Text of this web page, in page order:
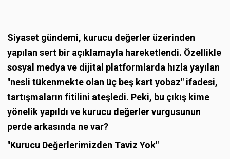
Siyaset gündemi, kurucu değerler üzerinden
yapılan sert bir açıklamayla hareketlendi. Özellikle
sosyal medya ve dijital platformlarda hızla yayılan
"nesli tükenmekte olan üç beş kart yobaz" ifadesi,
tartışmaların fitilini ateşledi. Peki, bu çıkış kime
yönelik yapıldı ve kurucu değerler vurgusunun
perde arkasında ne var?
"Kurucu Değerlerimizden Taviz Yok"